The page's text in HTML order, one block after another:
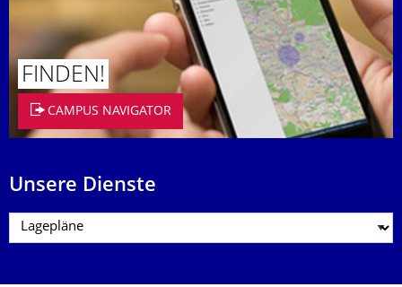
FINDEN!
CAMPUS NAVIGATOR
Unsere Dienste